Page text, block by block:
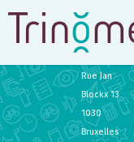
TRINÔME
Rue Jan
Blockx 13
1030
Bruxelles